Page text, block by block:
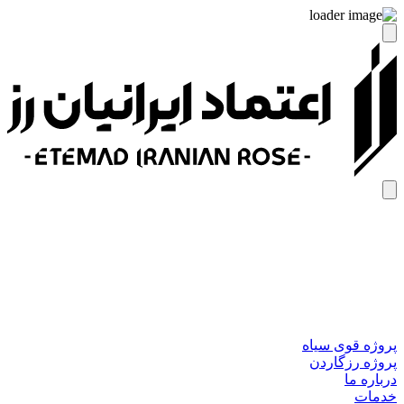
پروژه قوی سیاه
پروژه رزگاردن
درباره ما
خدمات